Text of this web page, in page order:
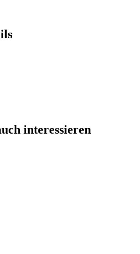
interessieren